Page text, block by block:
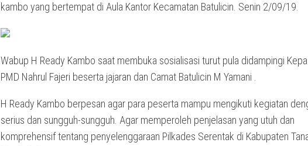
kambo yang bertempat di Aula Kantor Kecamatan Batulicin. Senin 2/09/19.
Wabup H Ready Kambo saat membuka sosialisasi turut pula didampingi
PMD Nahrul Fajeri beserta jajaran dan Camat Batulicin M Yamani .
H Ready Kambo berpesan agar para peserta mampu mengikuti kegiatan
serius dan sungguh-sungguh. Agar memperoleh penjelasan yang utuh dan
komprehensif tentang penyelenggaraan Pilkades Serentak di Kabupaten